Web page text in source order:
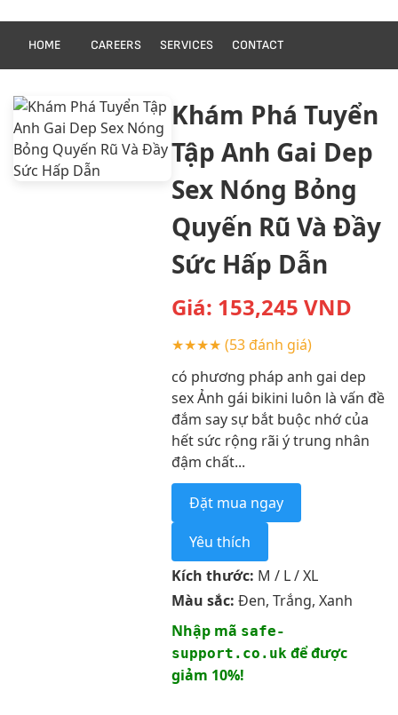
HOME CAREERS SERVICES CONTACT
Khám Phá Tuyển
Tập Anh Gai Dep
Sex Nóng Bỏng
Quyến Rũ Và Đầy
Sức Hấp Dẫn
Giá: 153,245 VND
★★★★ (53 đánh giá)
có phương pháp anh gai dep
sex Ảnh gái bikini luôn là vấn đề
đắm say sự bắt buộc nhớ của
hết sức rộng rãi ý trung nhân
đậm chất...
Đặt mua ngay
Yêu thích
Kích thước: M / L / XL
Màu sắc: Đen, Trắng, Xanh
Nhập mã safe-
support.co.ukđể được
giảm 10%!